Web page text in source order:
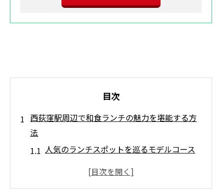
目次
西荻窪駅周辺で和食ランチの魅力を堪能する方
法
人気のランチスポットを巡るモデルコース
地元で評判の和食ランチメニューを味わう